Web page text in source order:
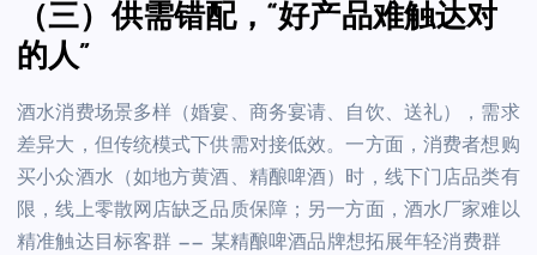
（三）供需错配，“好产品难触达对
的人”
酒水消费场景多样（婚宴、商务宴请、自饮、送礼），需求
差异大，但传统模式下供需对接低效。一方面，消费者想购
买小众酒水（如地方黄酒、精酿啤酒）时，线下门店品类有
限，线上零散网店缺乏品质保障；另一方面，酒水厂家难以
精准触达目标客群 —— 某精酿啤酒品牌想拓展年轻消费群